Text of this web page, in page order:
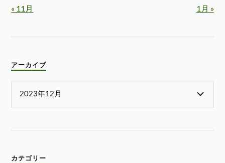
« 11月 1月 »
アーカイブ
カテゴリー